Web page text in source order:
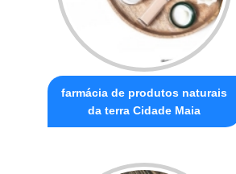
farmácia de produtos naturais
da terra Cidade Maia